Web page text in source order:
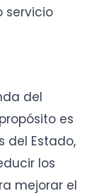
servicio
del
es
del Estado,
los
mejorar el